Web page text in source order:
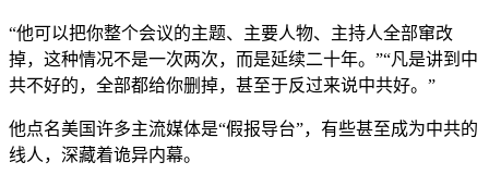
“他可以把你整个会议的主题、主要人物、主持人全部窜改
掉，这种情况不是一次两次，而是延续二十年。”“凡是讲到中
共不好的，全部都给你删掉，甚至于反过来说中共好。”
他点名美国许多主流媒体是“假报导台”，有些甚至成为中共的
线人，深藏着诡异内幕。